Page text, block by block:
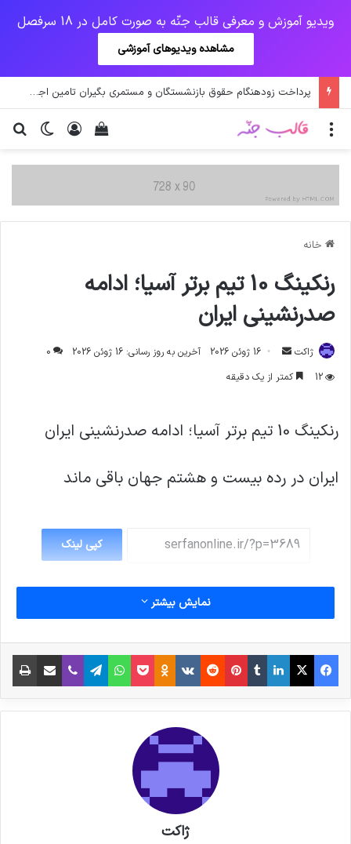
ویدیو آموزش و معرفی قالب جنّه به صورت کامل در 18 سرفصل
مشاهده ویدیوهای آموزشی
پرداخت حقوق کارکنان دستگاه‌ها در سال ۱۴۰۰ منوط به ثبت اطلاعات کارکنان در سامانه شد
تغییر ورود
دیدن سبد خرید منو
خانه
رنکینگ 10 تیم برتر آسیا؛ ادامه
صدرنشینی ایران
ژاکت
ارسال
ایمیل
16 ژوئن 2026 آخرین به روز رسانی: 16 ژوئن 2026
0
12
کمتر از یک دقیقه
رنکینگ 10 تیم برتر آسیا؛ ادامه صدرنشینی ایران
ایران در رده بیست و هشتم جهان باقی ماند
کپی لینک
نمایش بیشتر
فیس بوک X لینکدین
‫تامبلر‫پین‌ترست
‫رددیت‫VKontakte
‫Odnoklassniki
پاکتواتس آپ تلگراموایبر اشتراک گذاری از طریق ایمیل
ژاکت